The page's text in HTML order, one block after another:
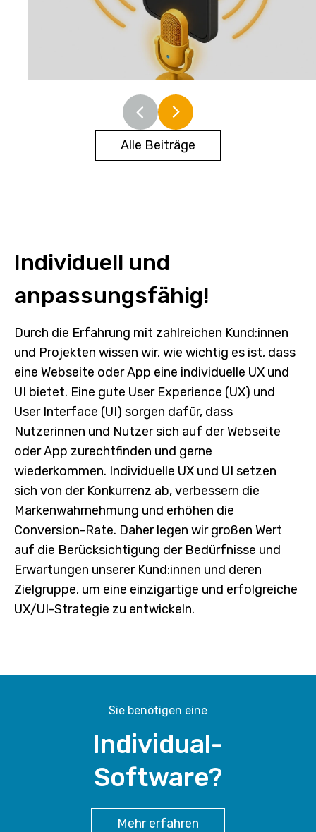
Alle Beiträge
Individuell und
anpassungs­fähig!
Durch die Erfahrung mit zahlreichen Kund:innen
und Projekten wissen wir, wie wichtig es ist, dass
eine Webseite oder App eine individuelle UX und
UI bietet. Eine gute User Experience (UX) und
User Interface (UI) sorgen dafür, dass
Nutzerinnen und Nutzer sich auf der Webseite
oder App zurechtfinden und gerne
wiederkommen. Individuelle UX und UI setzen
sich von der Konkurrenz ab, verbessern die
Markenwahrnehmung und erhöhen die
Conversion-Rate. Daher legen wir großen Wert
auf die Berücksichtigung der Bedürfnisse und
Erwartungen unserer Kund:innen und deren
Zielgruppe, um eine einzigartige und erfolgreiche
UX/UI-Strategie zu entwickeln.
Sie benötigen eine
Individual-
Software?
Mehr erfahren